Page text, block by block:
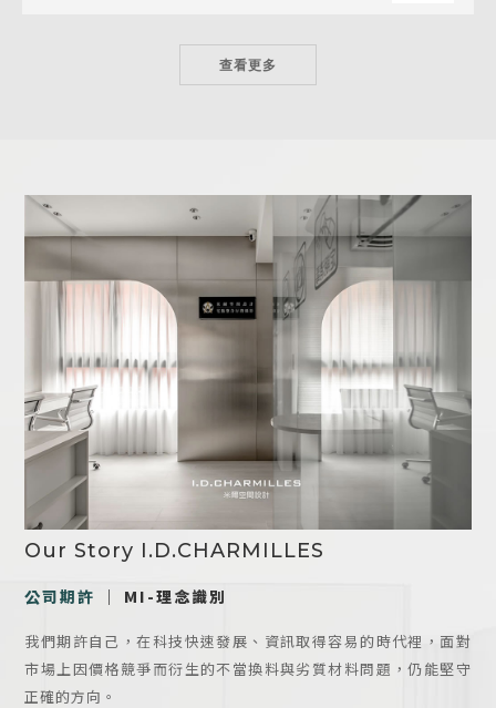
查看更多
新竹室內設計
北區室內設計
室內設計推薦
Our Story I.D.CHARMILLES
公司期許 ｜ MI-理念識別
我們期許自己，在科技快速發展、資訊取得容易的時代裡，面對
市場上因價格競爭而衍生的不當換料與劣質材料問題，仍能堅守
正確的方向。